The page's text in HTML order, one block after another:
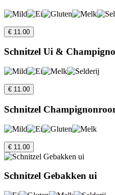
€ 11.00
Schnitzel Ui &
€ 11.00
Schnitzel
€ 11.00
Schnitzel Gebakken ui